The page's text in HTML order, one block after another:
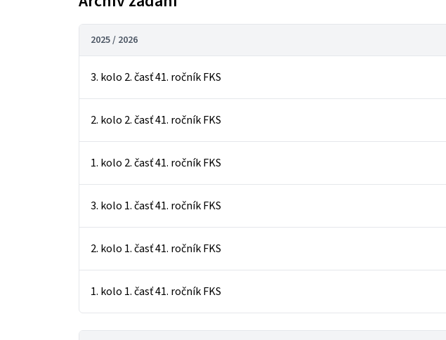
2025 / 2026
3. kolo 2. časť 41. ročník FKS
2. kolo 2. časť 41. ročník FKS
1. kolo 2. časť 41. ročník FKS
3. kolo 1. časť 41. ročník FKS
2. kolo 1. časť 41. ročník FKS
1. kolo 1. časť 41. ročník FKS